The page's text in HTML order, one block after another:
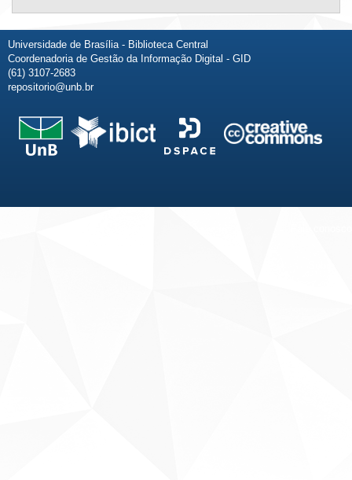
Universidade de Brasília - Biblioteca Central
Coordenadoria de Gestão da Informação Digital - GID
(61) 3107-2683
repositorio@unb.br